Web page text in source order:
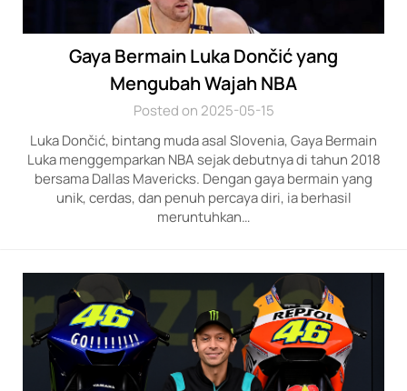
Gaya Bermain Luka Dončić yang
Mengubah Wajah NBA
Posted on 2025-05-15
Luka Dončić, bintang muda asal Slovenia, Gaya Bermain
Luka menggemparkan NBA sejak debutnya di tahun 2018
bersama Dallas Mavericks. Dengan gaya bermain yang
unik, cerdas, dan penuh percaya diri, ia berhasil
meruntuhkan…